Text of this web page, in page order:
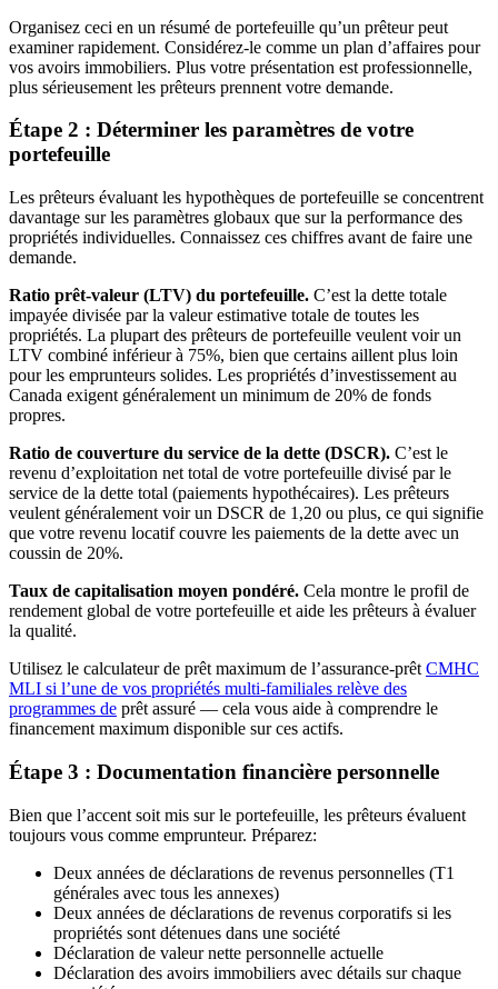
Organisez ceci en un résumé de portefeuille qu’un prêteur peut
examiner rapidement. Considérez-le comme un plan d’affaires pour
vos avoirs immobiliers. Plus votre présentation est professionnelle,
plus sérieusement les prêteurs prennent votre demande.
Étape 2 : Déterminer les paramètres de votre
portefeuille
Les prêteurs évaluant les hypothèques de portefeuille se concentrent
davantage sur les paramètres globaux que sur la performance des
propriétés individuelles. Connaissez ces chiffres avant de faire une
demande.
Ratio prêt-valeur (LTV) du portefeuille. C’est la dette totale
impayée divisée par la valeur estimative totale de toutes les
propriétés. La plupart des prêteurs de portefeuille veulent voir un
LTV combiné inférieur à 75%, bien que certains aillent plus loin
pour les emprunteurs solides. Les propriétés d’investissement au
Canada exigent généralement un minimum de 20% de fonds
propres.
Ratio de couverture du service de la dette (DSCR). C’est le
revenu d’exploitation net total de votre portefeuille divisé par le
service de la dette total (paiements hypothécaires). Les prêteurs
veulent généralement voir un DSCR de 1,20 ou plus, ce qui signifie
que votre revenu locatif couvre les paiements de la dette avec un
coussin de 20%.
Taux de capitalisation moyen pondéré. Cela montre le profil de
rendement global de votre portefeuille et aide les prêteurs à évaluer
la qualité.
Utilisez le calculateur de prêt maximum de l’assurance-prêt CMHC
MLI si l’une de vos propriétés multi-familiales relève des
programmes de prêt assuré — cela vous aide à comprendre le
financement maximum disponible sur ces actifs.
Étape 3 : Documentation financière personnelle
Bien que l’accent soit mis sur le portefeuille, les prêteurs évaluent
toujours vous comme emprunteur. Préparez:
Deux années de déclarations de revenus personnelles (T1
générales avec tous les annexes)
Deux années de déclarations de revenus corporatifs si les
propriétés sont détenues dans une société
Déclaration de valeur nette personnelle actuelle
Déclaration des avoirs immobiliers avec détails sur chaque